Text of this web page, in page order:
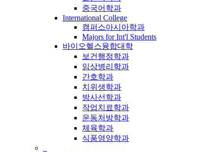
중국어학과
International College
캠퍼스아시아학과
Majors for Int'l Students
바이오헬스융합대학
보건행정학과
임상병리학과
간호학과
치위생학과
방사선학과
작업치료학과
운동처방학과
체육학과
식품영양학과